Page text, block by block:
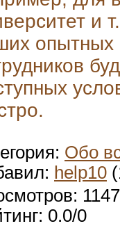
и
: Обо
: help10
: 1147
: 0.0/0